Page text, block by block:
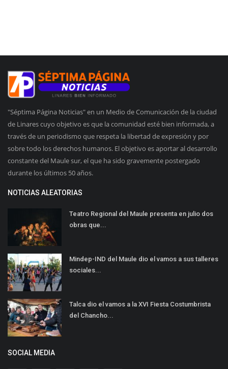
"Séptima Página Noticias" en un Medio de Comunicación de la ciudad
de Linares cuyo objetivo es que la comunidad esté bien informada, a
través de un periodismo que respeta la libertad de expresión y por
sobre todo los derechos humanos. El objetivo es aportar al desarrollo
constante del Maule sur, el que ha sido gravemente postergado
durante los últimos 50 años.
NOTICIAS ALEATORIAS
Teatro Regional del Maule presenta en julio dos
obras que...
Mindep-IND del Maule dio el vamos a sus talleres
sociales...
Talca dio el vamos a la XVI Fiesta Costumbrista
del Chancho...
SOCIAL MEDIA